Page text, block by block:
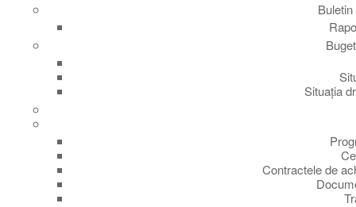
Situația
Contractele de